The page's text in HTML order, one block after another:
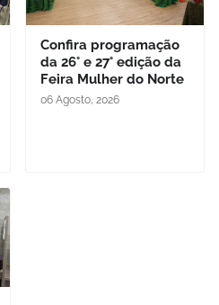
Confira programação
da 26° e 27° edição da
Feira Mulher do Norte
06 Agosto, 2026